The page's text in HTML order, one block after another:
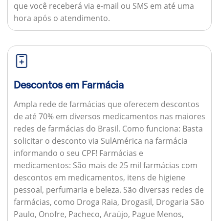
que você receberá via e-mail ou SMS em até uma
hora após o atendimento.
Descontos em Farmácia
Ampla rede de farmácias que oferecem descontos
de até 70% em diversos medicamentos nas maiores
redes de farmácias do Brasil. Como funciona: Basta
solicitar o desconto via SulAmérica na farmácia
informando o seu CPF! Farmácias e
medicamentos: São mais de 25 mil farmácias com
descontos em medicamentos, itens de higiene
pessoal, perfumaria e beleza. São diversas redes de
farmácias, como Droga Raia, Drogasil, Drogaria São
Paulo, Onofre, Pacheco, Araújo, Pague Menos,